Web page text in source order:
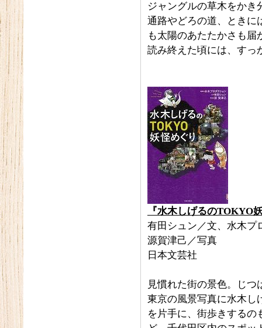
ジャングルの草木をかき
通路やどろの道、ときに
も太陽のあたたかさも
読み終えた頃には、すっ
『水木しげるのTOKYO
有田シュン／文、水木プ
源賀津己／写真
日本文芸社
見慣れた街の景色。じつ
東京の風景写真に水木し
を片手に、街歩きするの